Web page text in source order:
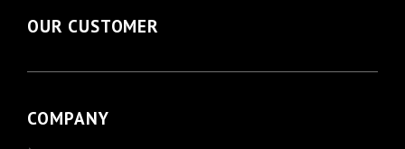
OUR CUSTOMER
COMPANY